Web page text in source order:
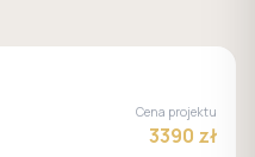
Cena projektu
3390 zł